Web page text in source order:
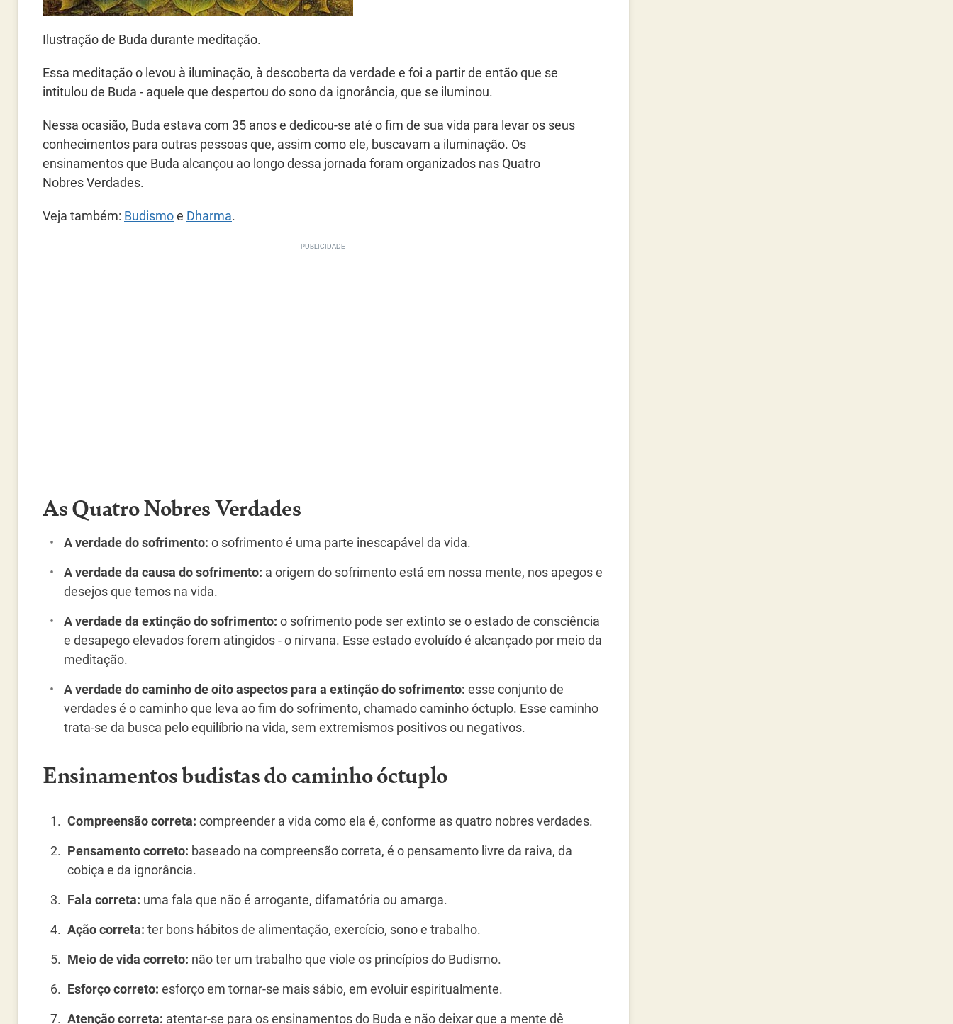
Ilustração de Buda durante meditação.
Essa meditação o levou à iluminação, à descoberta da verdade e foi a partir de então que se
intitulou de Buda - aquele que despertou do sono da ignorância, que se iluminou.
Nessa ocasião, Buda estava com 35 anos e dedicou-se até o fim de sua vida para levar os seus
conhecimentos para outras pessoas que, assim como ele, buscavam a iluminação. Os
ensinamentos que Buda alcançou ao longo dessa jornada foram organizados nas Quatro
Nobres Verdades.
Veja também: Budismoe Dharma.
As Quatro Nobres Verdades
A verdade do sofrimento: o sofrimento é uma parte inescapável da vida.
A verdade da causa do sofrimento: a origem do sofrimento está em nossa mente, nos apegos e
desejos que temos na vida.
A verdade da extinção do sofrimento: o sofrimento pode ser extinto se o estado de consciência
e desapego elevados forem atingidos - o nirvana. Esse estado evoluído é alcançado por meio da
meditação.
A verdade do caminho de oito aspectos para a extinção do sofrimento: esse conjunto de
verdades é o caminho que leva ao fim do sofrimento, chamado caminho óctuplo. Esse caminho
trata-se da busca pelo equilíbrio na vida, sem extremismos positivos ou negativos.
Ensinamentos budistas do caminho óctuplo
Compreensão correta: compreender a vida como ela é, conforme as quatro nobres verdades.
Pensamento correto: baseado na compreensão correta, é o pensamento livre da raiva, da
cobiça e da ignorância.
Fala correta: uma fala que não é arrogante, difamatória ou amarga.
Ação correta: ter bons hábitos de alimentação, exercício, sono e trabalho.
Meio de vida correto: não ter um trabalho que viole os princípios do Budismo.
Esforço correto: esforço em tornar-se mais sábio, em evoluir espiritualmente.
Atenção correta: atentar-se para os ensinamentos do Buda e não deixar que a mente dê